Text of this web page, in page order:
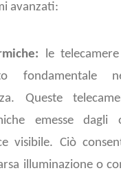
avanzati:
le
fondamentale
Queste
emesse dagli
visibile. Ciò
illuminazione o